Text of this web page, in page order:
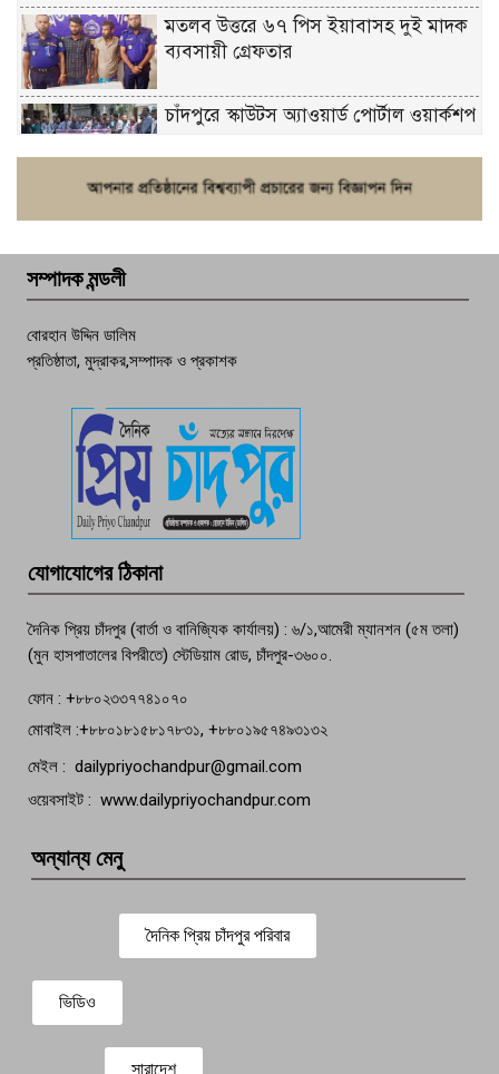
মতলব উত্তরে ৬৭ পিস ইয়াবাসহ দুই মাদক
ব্যবসায়ী গ্রেফতার
চাঁদপুরে স্কাউটস অ্যাওয়ার্ড পোর্টাল ওয়ার্কশপ
পচা দুর্গন্ধে ৯৯৯-এ ফোন, ফরিদগঞ্জে
তরুণের অর্ধগলিত লাশ উদ্ধার
বেঁচে নেই, বিভিন্ন সংগঠনের শোক
সম্পাদক মন্ডলী
বোরহান উদ্দিন ডালিম
প্রতিষ্ঠাতা, মুদ্রাকর,সম্পাদক ও প্রকাশক
যোগাযোগের ঠিকানা
দৈনিক প্রিয় চাঁদপুর (বার্তা ও বানিজ্যিক কার্যালয়) : ৬/১,আমেরী ম্যানশন (৫ম তলা)
(মুন হাসপাতালের বিপরীতে) স্টেডিয়াম রোড, চাঁদপুর-৩৬০০.
ফোন : +৮৮০২৩৩৭৭৪১০৭০
মোবাইল :+৮৮০১৮১৫৮১৭৮৩১, +৮৮০১৯৫৭৪৯৩১৩২
মেইল : dailypriyochandpur@gmail.com
ওয়েবসাইট : www.dailypriyochandpur.com
অন্যান্য মেনু
দৈনিক প্রিয় চাঁদপুর পরিবার
ভিডিও
সারাদেশ